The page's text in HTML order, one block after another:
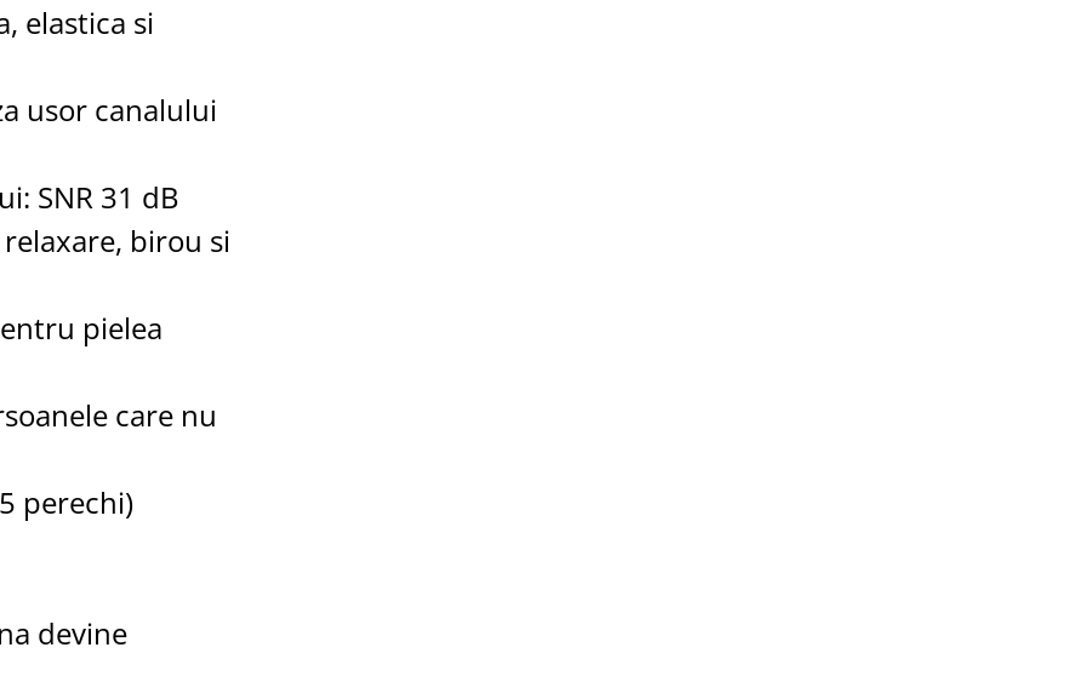
elastica si
usor canalului
SNR 31 dB
birou si
pielea
care nu
perechi)
devine